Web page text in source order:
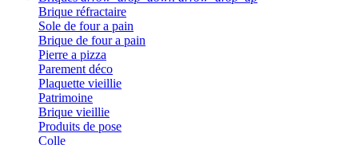
Brique réfractaire
Sole de four a pain
Brique de four a pain
Pierre a pizza
Parement déco
Plaquette vieillie
Patrimoine
Brique vieillie
Produits de pose
Colle